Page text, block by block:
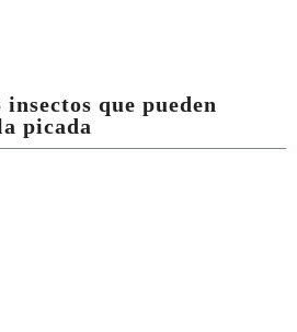
que pueden
picada